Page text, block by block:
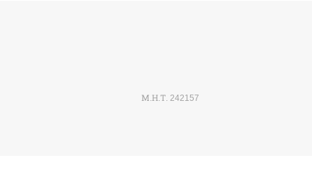
Μ.Η.Τ. 242157